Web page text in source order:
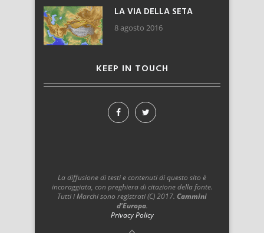
LA VIA DELLA SETA
8 agosto 2016
KEEP IN TOUCH
La diffusione di testi e contenuti di questo sito è
incoraggiata, con preghiera di citazione della fonte.
Tutti i Marchi sono registrati (C) 2017. Cammini
d'Europa.
Privacy Policy